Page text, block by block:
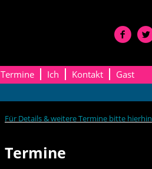
Termine Ich Kontakt
Gast
Für Details & weitere Termine bitte hierhin
Termine